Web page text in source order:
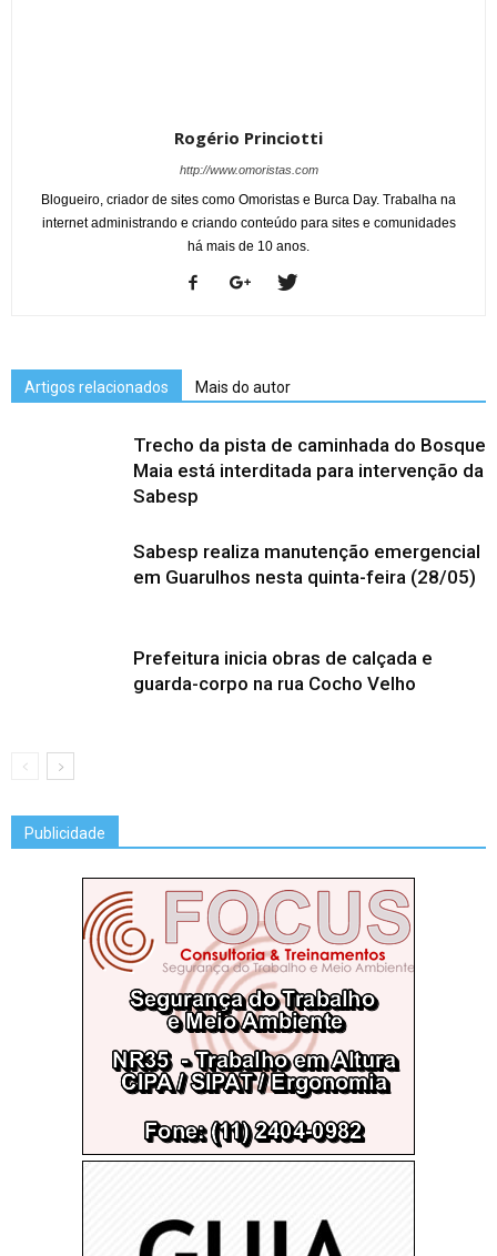
Rogério Princiotti
http://www.omoristas.com
Blogueiro, criador de sites como Omoristas e Burca Day. Trabalha na
internet administrando e criando conteúdo para sites e comunidades
há mais de 10 anos.
Artigos relacionados Mais do autor
Trecho da pista de caminhada do Bosque
Maia está interditada para intervenção da
Sabesp
Sabesp realiza manutenção emergencial
em Guarulhos nesta quinta-feira (28/05)
Prefeitura inicia obras de calçada e
guarda-corpo na rua Cocho Velho
Publicidade